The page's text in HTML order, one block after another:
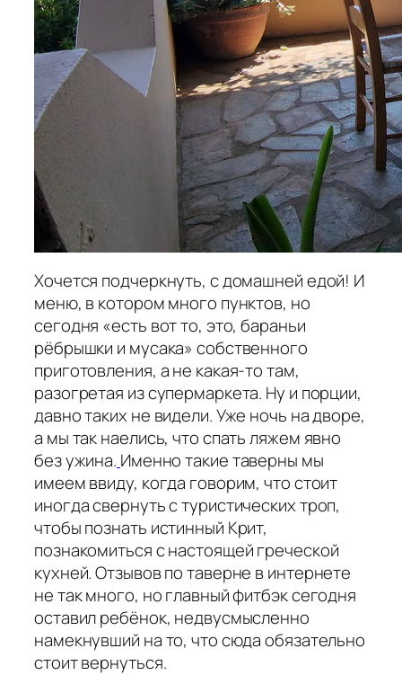
Хочется подчеркнуть, с домашней едой! И
меню, в котором много пунктов, но
сегодня «есть вот то, это, бараньи
рёбрышки и мусака» собственного
приготовления, а не какая-то там,
разогретая из супермаркета. Ну и порции,
давно таких не видели. Уже ночь на дворе,
а мы так наелись, что спать ляжем явно
без ужина. Именно такие таверны мы
имеем ввиду, когда говорим, что стоит
иногда свернуть с туристических троп,
чтобы познать истинный Крит,
познакомиться с настоящей греческой
кухней. Отзывов по таверне в интернете
не так много, но главный фитбэк сегодня
оставил ребёнок, недвусмысленно
намекнувший на то, что сюда обязательно
стоит вернуться.